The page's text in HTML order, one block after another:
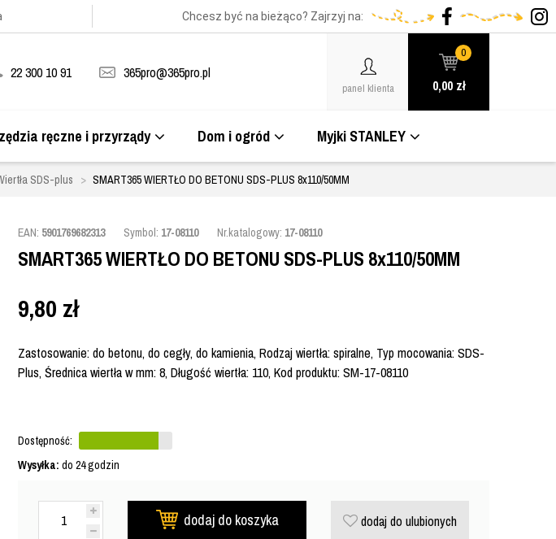
Chcesz być na bieżąco? Zajrzyj na:
22 300 10 91 365pro@365pro.pl
panel klienta
0
0,00 zł
ręczne i przyrządy Dom i ogród Myjki STANLEY
SDS-plus SMART365 WIERTŁO DO BETONU SDS-PLUS 8x110/50MM
EAN: 5901769682313 Symbol: 17-08110 Nr.katalogowy: 17-08110
SMART365 WIERTŁO DO BETONU SDS-PLUS 8x110/50MM
9,80 zł
Zastosowanie: do betonu, do cegły, do kamienia, Rodzaj wiertła: spiralne, Typ mocowania: SDS-
Plus, Średnica wiertła w mm: 8, Długość wiertła: 110, Kod produktu: SM-17-08110
Dostępność:
Wysyłka: do 24 godzin
dodaj do koszyka dodaj do ulubionych